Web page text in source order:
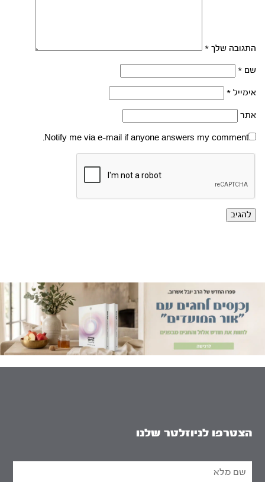
התגובה שלך *
שם *
אימייל *
אתר
Notify me via e-mail if anyone answers my comment.
הצטרפו לניוזלטר שלנו